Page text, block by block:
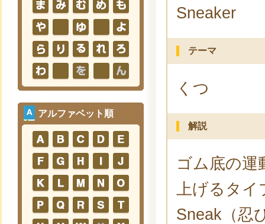
アルファベット順
Sneaker
テーマ
くつ
解説
ゴム底の運
上げるタイ
Sneak（忍